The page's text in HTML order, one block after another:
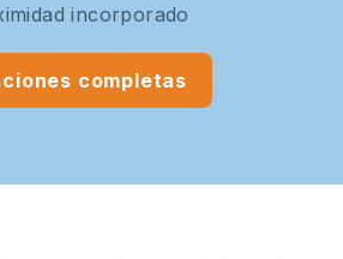
incorporado
completas